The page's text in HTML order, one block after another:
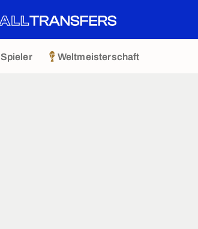
Spieler Weltmeisterschaft